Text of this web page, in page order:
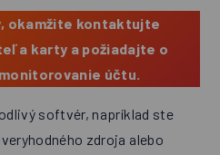
okamžite kontaktujte
karty a požiadajte o
účtu.
softvér, napríklad ste
zdroja alebo